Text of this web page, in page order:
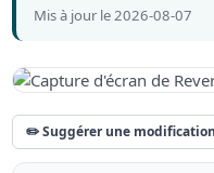
Mis à jour le 2026-08-07
✏️ Suggérer une modification